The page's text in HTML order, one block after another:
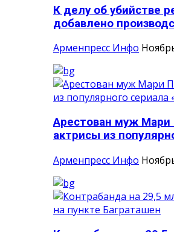
К делу об убийстве
добавлено
Арменпресс Инфо
Арестован муж Мари
актрисы из
Арменпресс Инфо